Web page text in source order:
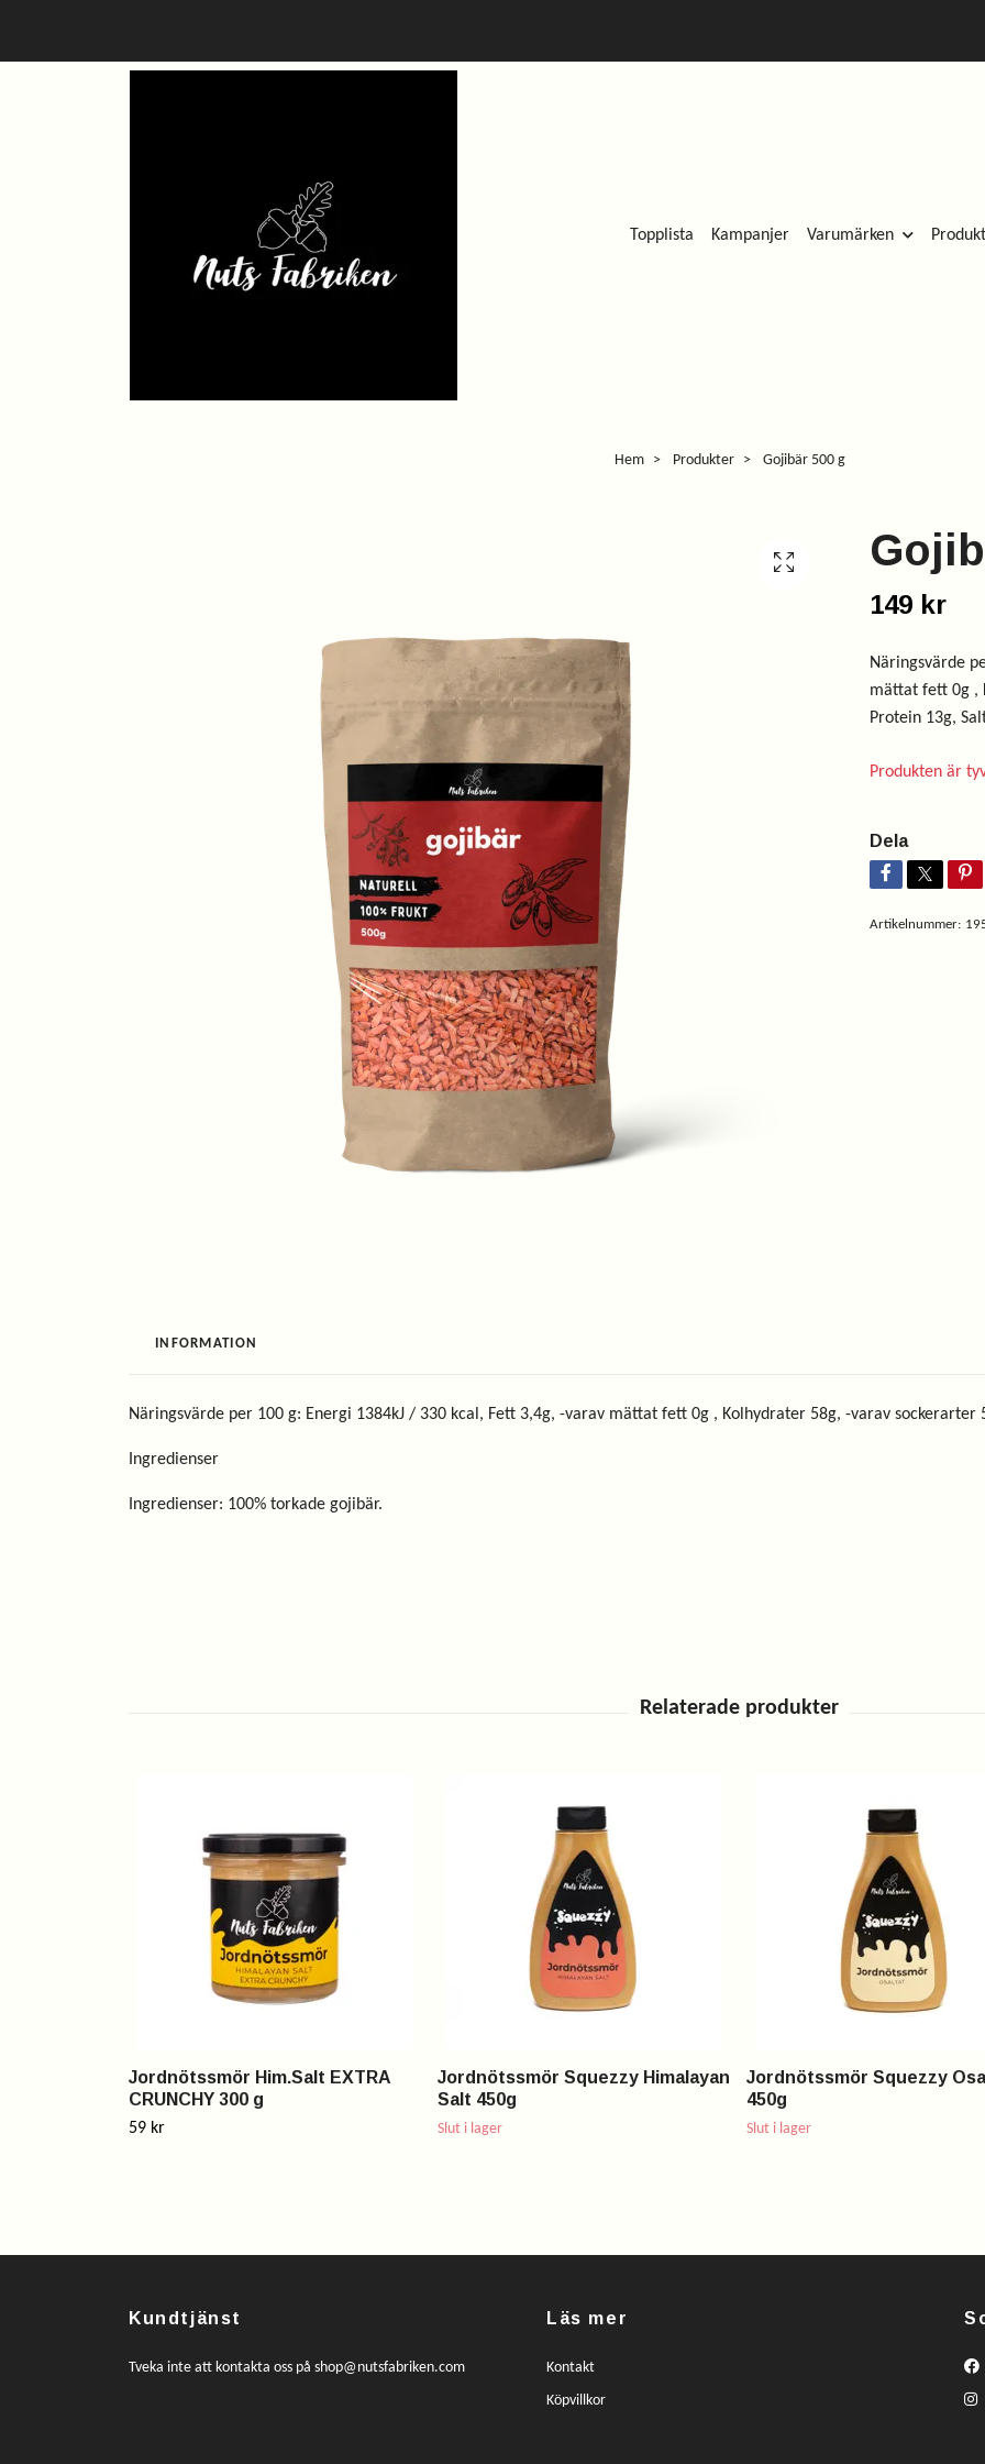
Topplista Kampanjer Varumärken
Hem Produkter Gojibär 500 g
149 kr
Näringsvärde
mättat fett 0g ,
Protein 13g,
Produkten är
Dela
Artikelnummer:
INFORMATION
Näringsvärde per 100 g: Energi 1384kJ / 330 kcal, Fett 3,4g, -varav mättat fett 0g , Kolhydrater 58g, -varav sockerarter
Ingredienser
Ingredienser: 100% torkade gojibär.
Jordnötssmör Him.Salt EXTRA
CRUNCHY 300 g
59 kr
Jordnötssmör Squezzy Himalayan
Salt 450g
Slut i lager
Jordnötssmör Squezzy
450g
Slut i lager
Kundtjänst
Tveka inte att kontakta oss på shop@nutsfabriken.com
Läs mer
Kontakt
Köpvillkor